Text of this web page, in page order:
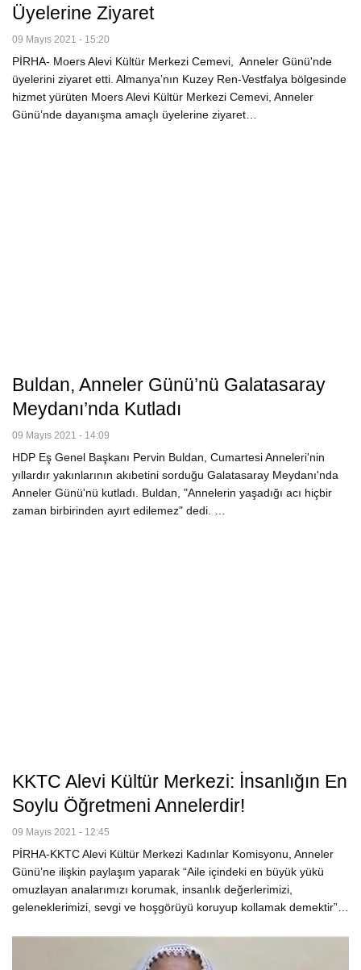
Üyelerine Ziyaret
09 Mayıs 2021 - 15:20
PİRHA- Moers Alevi Kültür Merkezi Cemevi, Anneler Günü'nde
üyelerini ziyaret etti. Almanya’nın Kuzey Ren-Vestfalya bölgesinde
hizmet yürüten Moers Alevi Kültür Merkezi Cemevi, Anneler
Günü’nde dayanışma amaçlı üyelerine ziyaret…
Buldan, Anneler Günü’nü Galatasaray
Meydanı’nda Kutladı
09 Mayıs 2021 - 14:09
HDP Eş Genel Başkanı Pervin Buldan, Cumartesi Anneleri'nin
yıllardır yakınlarının akıbetini sorduğu Galatasaray Meydanı'nda
Anneler Günü'nü kutladı. Buldan, "Annelerin yaşadığı acı hiçbir
zaman birbirinden ayırt edilemez" dedi. …
KKTC Alevi Kültür Merkezi: İnsanlığın En
Soylu Öğretmeni Annelerdir!
09 Mayıs 2021 - 12:45
PİRHA-KKTC Alevi Kültür Merkezi Kadınlar Komisyonu, Anneler
Günü’ne ilişkin paylaşım yaparak “Aile içindeki en büyük yükü
omuzlayan analarımızı korumak, insanlık değerlerimizi,
geleneklerimizi, sevgi ve hoşgörüyü koruyup kollamak demektir”…